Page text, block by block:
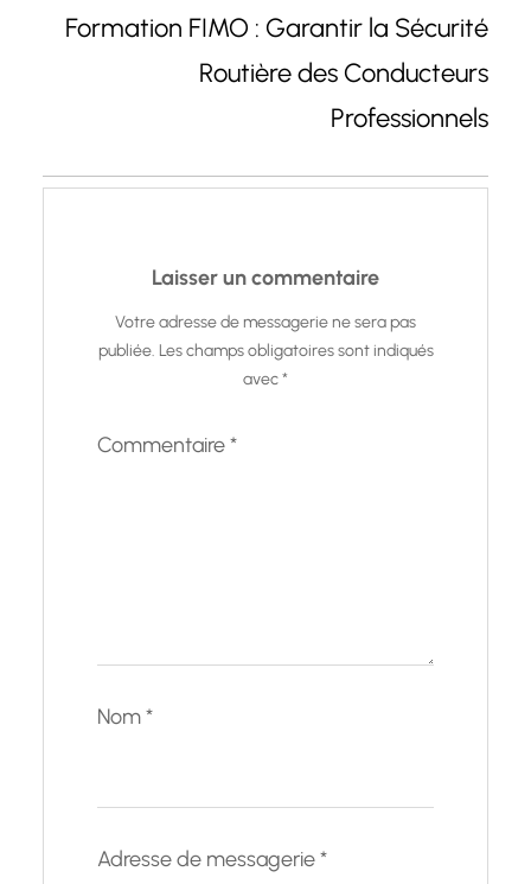
Formation FIMO : Garantir la Sécurité
Routière des Conducteurs
Professionnels
Laisser un commentaire
Votre adresse de messagerie ne sera pas
publiée. Les champs obligatoires sont indiqués
avec*
Commentaire*
Nom*
Adresse de messagerie*